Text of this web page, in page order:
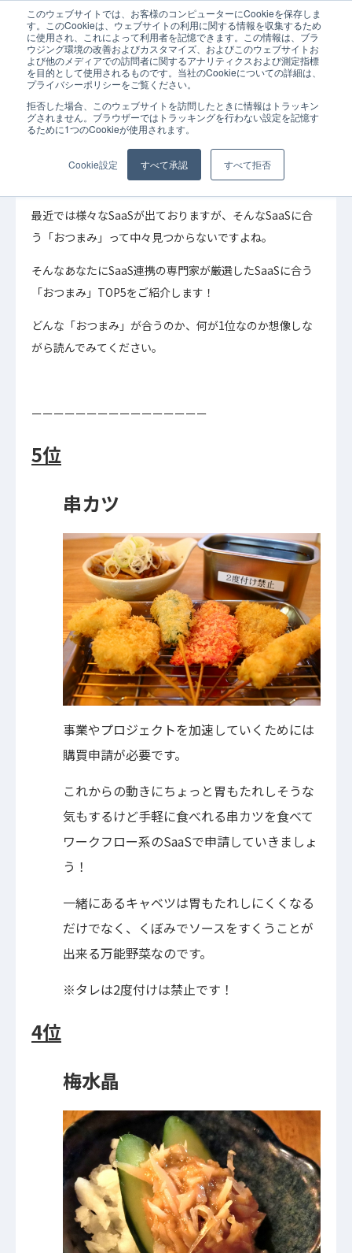
このウェブサイトでは、お客様のコンピューターにCookieを保存しま
す。このCookieは、ウェブサイトの利用に関する情報を収集するため
に使用され、これによって利用者を記憶できます。この情報は、ブラ
ウジング環境の改善およびカスタマイズ、およびこのウェブサイトお
よび他のメディアでの訪問者に関するアナリティクスおよび測定指標
を目的として使用されるものです。当社のCookieについての詳細は、
プライバシーポリシーをご覧ください。
拒否した場合、このウェブサイトを訪問したときに情報はトラッキン
グされません。ブラウザーではトラッキングを行わない設定を記憶す
るために1つのCookieが使用されます。
Cookie設定 すべて承認 すべて拒否
ホーム コラム SaaSに合う「おつまみ」TOP5！ SaaS連携の専門家
2021年04月01日 コラム
SaaSに合う「おつまみ」TOP5！ SaaS連携の
専門家が厳選！
最近では様々なSaaSが出ておりますが、そんなSaaSに合
う「おつまみ」って中々見つからないですよね。
そんなあなたにSaaS連携の専門家が厳選したSaaSに合う
「おつまみ」TOP5をご紹介します！
どんな「おつまみ」が合うのか、何が1位なのか想像しな
がら読んでみてください。
ーーーーーーーーーーーーーーーー
5位
串カツ
事業やプロジェクトを加速していくためには
購買申請が必要です。
これからの動きにちょっと胃もたれしそうな
気もするけど手軽に食べれる串カツを食べて
ワークフロー系のSaaSで申請していきましょ
う！
一緒にあるキャベツは胃もたれしにくくなる
だけでなく、くぼみでソースをすくうことが
出来る万能野菜なのです。
※タレは2度付けは禁止です！
4位
梅水晶